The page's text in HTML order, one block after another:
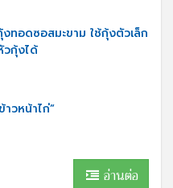
งทอดซอสมะขาม ใช้กุ้งตัวเล็ก
กุ้งได้
าวหน้าไก่”
อ่านต่อ